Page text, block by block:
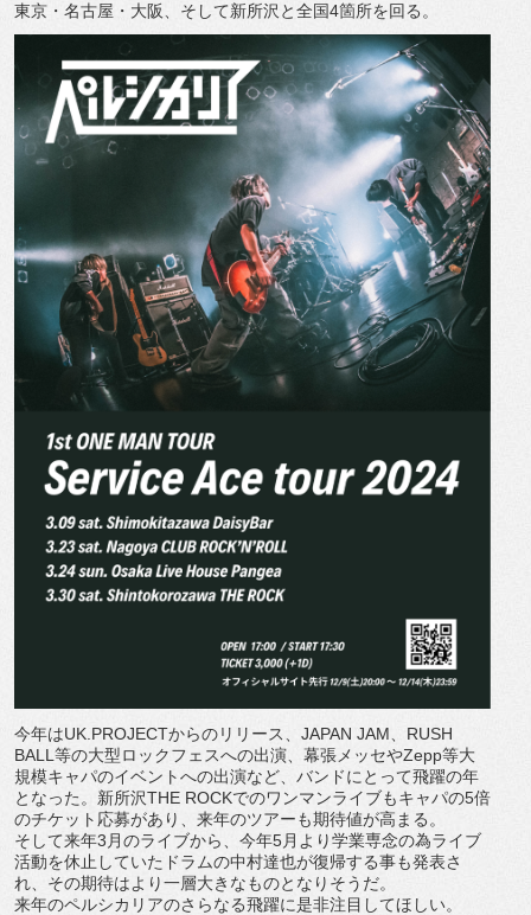
東京・名古屋・大阪、そして新所沢と全国4箇所を回る。
今年はUK.PROJECTからのリリース、JAPAN JAM、RUSH
BALL等の大型ロックフェスへの出演、 幕張メッセやZepp等大
規模キャパのイベントへの出演など、 バンドにとって飛躍の年
となった。新所沢THE ROCKでのワンマンライブもキャパの5倍
のチケット応募があり
、来年のツアーも期待値が高まる。
そして来年3月のライブから、 今年5月より学業専念の為ライブ
活動を休止していたドラムの中村達也が復帰する事も発表さ
れ、 その期待はより一層大きなものとなりそうだ。
来年のペルシカリアのさらなる飛躍に是非注目してほしい。